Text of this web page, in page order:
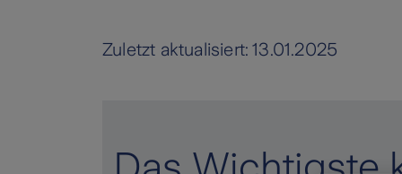
Zuletzt aktualisiert: 13.01.2025